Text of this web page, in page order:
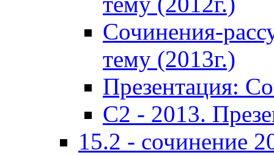
Сочинения-
тему (2013г.)
Презентация:
C2 - 2013.
15.2 - сочинение